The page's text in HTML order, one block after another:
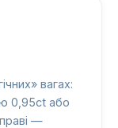
вагах:
0,95ct або
—